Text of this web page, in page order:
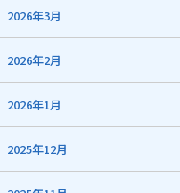
2026年3月
2026年2月
2026年1月
2025年12月